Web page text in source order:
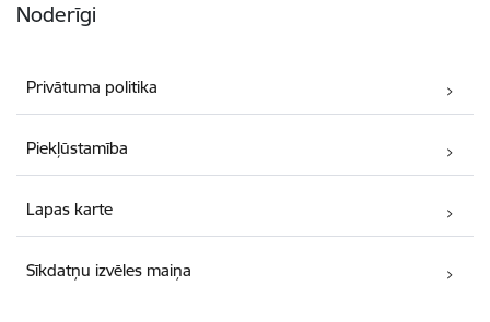
Noderīgi
Privātuma politika
Piekļūstamība
Lapas karte
Sīkdatņu izvēles maiņa